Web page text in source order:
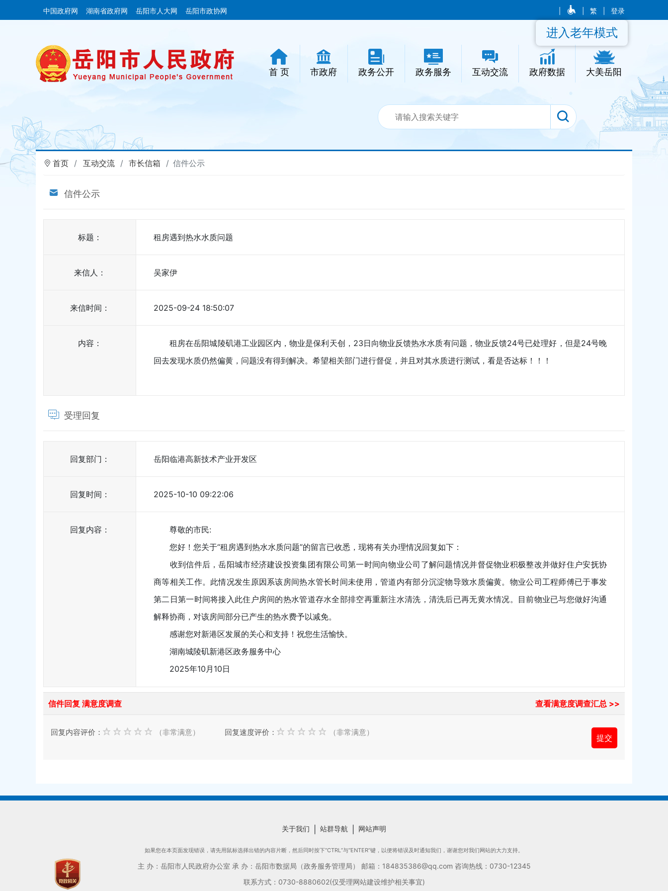
中国政府网 湖南省政府网 岳阳市人大网 岳阳市政协网 繁 登录
首 页 市政府 政务公开 政务服务 互动交流 政府数据 大美岳阳
进入老年模式
首页 互动交流 市长信箱 信件公示
信件公示
标题： 租房遇到热水水质问题
来信人： 吴家伊
来信时间： 2025-09-24 18:50:07
内容：
租房在岳阳城陵矶港工业园区内，物业是保利天创，23日向物业反馈热水水质有问题，物业反馈24号已处理好，但是24号晚
回去发现水质仍然偏黄，问题没有得到解决。希望相关部门进行督促，并且对其水质进行测试，看是否达标！！！
受理回复
回复部门： 岳阳临港高新技术产业开发区
回复时间： 2025-10-10 09:22:06
回复内容：
尊敬的市民:
您好！您关于“租房遇到热水水质问题”的留言已收悉，现将有关办理情况回复如下：
收到信件后，岳阳城市经济建设投资集团有限公司第一时间向物业公司了解问题情况并督促物业积极整改并做好住户安抚协
商等相关工作。此情况发生原因系该房间热水管长时间未使用，管道内有部分沉淀物导致水质偏黄。物业公司工程师傅已于事发
第二日第一时间将接入此住户房间的热水管道存水全部排空再重新注水清洗，清洗后已再无黄水情况。目前物业已与您做好沟通
解释协商，对该房间部分已产生的热水费予以减免。
感谢您对新港区发展的关心和支持！祝您生活愉快。
湖南城陵矶新港区政务服务中心
2025年10月10日
信件回复 满意度调查 查看满意度调查汇总 >>
回复内容评价： （非常满意） 回复速度评价： （非常满意）
关于我们 站群导航 网站声明
如果您在本页面发现错误，请先用鼠标选择出错的内容片断，然后同时按下“CTRL”与“ENTER”键，以便将错误及时通知我们，谢谢您对我们网站的大力支持。
主 办：岳阳市人民政府办公室 承 办：岳阳市数据局（政务服务管理局） 邮箱：184835386@qq.com 咨询热线：0730-12345
联系方式：0730-8880602(仅受理网站建设维护相关事宜)